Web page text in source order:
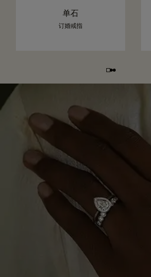
单石
订婚戒指